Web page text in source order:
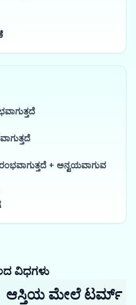
+ ಅನ್ವಯವಾಗುವ
ವಿಧಗಳು
ಆಸ್ತಿಯ ಮೇಲೆ ಟರ್ಮ್